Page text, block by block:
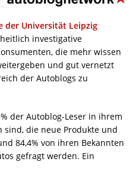
der Universität Leipzig
investigative
die mehr wissen
und gut vernetzt
der Autoblogs zu
der Autoblog-Leser in ihrem
sind, die neue Produkte und
84,4% von ihren Bekannten
gefragt werden. Ein